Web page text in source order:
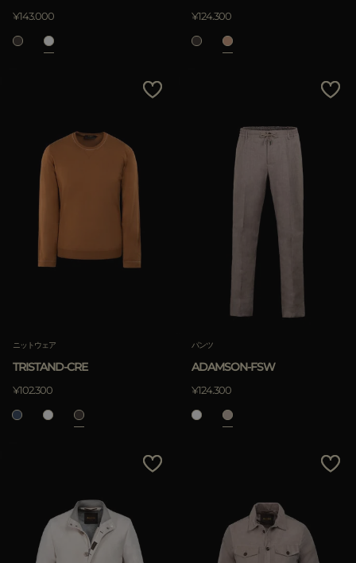
¥143.000 ¥124.300
ニットウェア
TRISTAND-CRE
¥102.300
パンツ
ADAMSON-FSW
¥124.300